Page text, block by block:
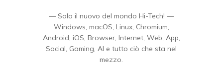
— Solo il nuovo del mondo Hi-Tech! —
Windows, macOS, Linux, Chromium,
Android, iOS, Browser, Internet, Web, App,
Social, Gaming, AI e tutto ciò che sta nel
mezzo.